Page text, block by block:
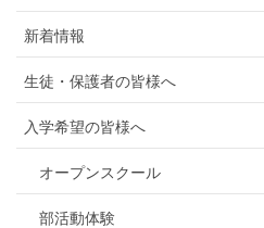
新着情報
生徒・保護者の皆様へ
入学希望の皆様へ
オープンスクール
部活動体験